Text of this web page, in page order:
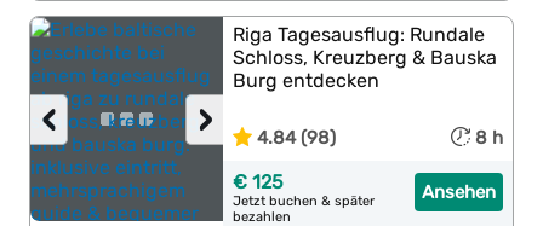
›
‹
Riga Tagesausflug: Rundale
Schloss, Kreuzberg & Bauska
Burg entdecken
4.84 (98) 8 h
Ansehen
€ 125
Jetzt buchen & später
bezahlen